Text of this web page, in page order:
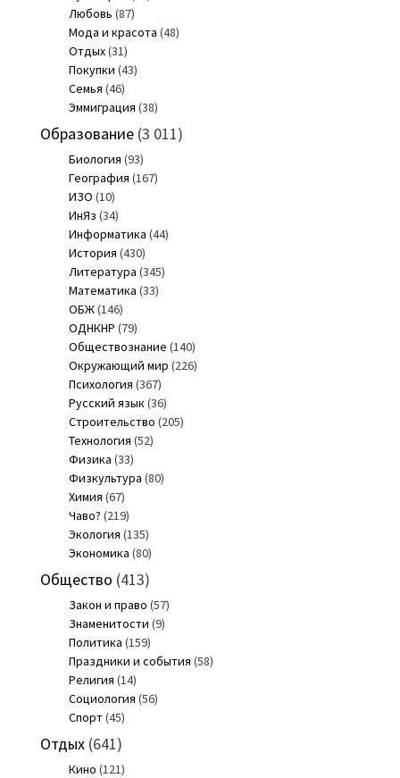
Любовь (87)
Мода и красота (48)
Отдых(31)
Покупки (43)
Семья (46)
Эммиграция (38)
Образование(3 011)
Биология (93)
География (167)
ИЗО (10)
ИнЯз (34)
Информатика (44)
История (430)
Литература (345)
Математика (33)
ОБЖ(146)
ОДНКНР (79)
Обществознание (140)
Окружающий мир (226)
Психология (367)
Русский язык(36)
Строительство (205)
Технология (52)
Физика (33)
Физкультура (80)
Химия (67)
Чаво? (219)
Экология (135)
Экономика (80)
Общество (413)
Закон и право (57)
Знаменитости (9)
Политика (159)
Праздники и события (58)
Религия (14)
Социология (56)
Спорт(45)
Отдых(641)
Кино (121)